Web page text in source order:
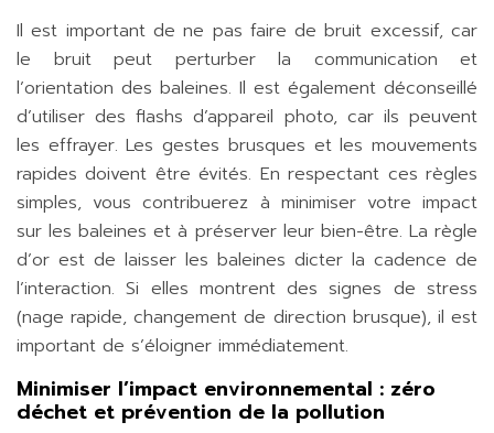
Il est important de ne pas faire de bruit excessif, car
le bruit peut perturber la communication et
l’orientation des baleines. Il est également déconseillé
d’utiliser des flashs d’appareil photo, car ils peuvent
les effrayer. Les gestes brusques et les mouvements
rapides doivent être évités. En respectant ces règles
simples, vous contribuerez à minimiser votre impact
sur les baleines et à préserver leur bien-être. La règle
d’or est de laisser les baleines dicter la cadence de
l’interaction. Si elles montrent des signes de stress
(nage rapide, changement de direction brusque), il est
important de s’éloigner immédiatement.
Minimiser l’impact environnemental : zéro
déchet et prévention de la pollution